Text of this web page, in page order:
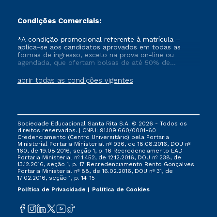
Condições Comerciais:
abrir todas as condições vigentes
*A condição promocional referente à matrícula –
aplica-se aos candidatos aprovados em todas as
formas de ingresso, exceto na prova on-line ou
agendada, que ofertam bolsas de até 50% de
que ainda não tenham efetivado e/ou não tenham
cancelado ou trancado sua matrícula em uma das
FIES, Prouni e outros programas governamentais, e
não se acumula com nenhuma outra campanha
ofertada pela Instituição.
Sociedade Educacional Santa Rita S.A. © 2026 - Todos os
direitos reservados. | CNPJ: 91.109.660/0001-60
Credenciamento (Centro Universitário) pela Portaria
Ministerial Portaria Ministerial nº 936, de 18.08.2016, DOU nº
160, de 19.08.2016, seção 1, p. 16 Recredenciamento EAD
Portaria Ministerial nº 1.452, de 12.12.2016, DOU nº 238, de
13.12.2016, seção 1, p. 17 Recredenciamento Bento Gonçalves
Portaria Ministerial nº 88, de 16.02.2016, DOU nº 31, de
17.02.2016, seção 1, p. 14-15
Política de Privacidade
Política de Cookies